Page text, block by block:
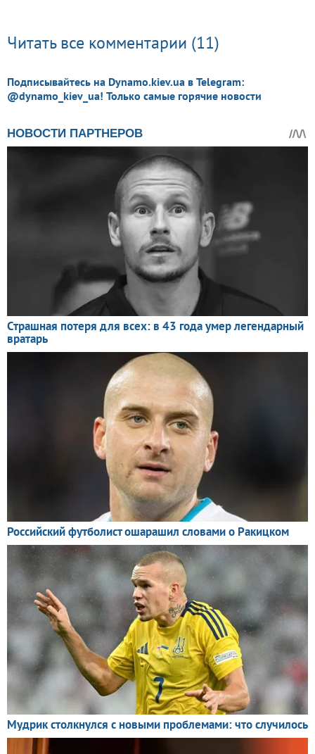
Читать все комментарии (11)
Подписывайтесь на Dynamo.kiev.ua в Telegram:
@dynamo_kiev_ua! Только самые горячие новости